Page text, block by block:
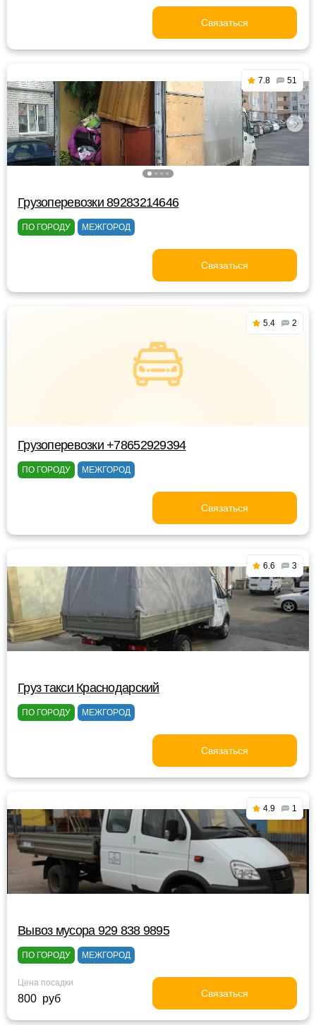
Связаться
7.8 51
Грузоперевозки 89283214646
ПО ГОРОДУ МЕЖГОРОД
Связаться
5.4 2
Грузоперевозки +78652929394
ПО ГОРОДУ МЕЖГОРОД
Связаться
6.6 3
Груз такси Краснодарский
ПО ГОРОДУ МЕЖГОРОД
Связаться
4.9 1
Вывоз мусора 929 838 9895
ПО ГОРОДУ МЕЖГОРОД
Цена посадки
800 руб Связаться